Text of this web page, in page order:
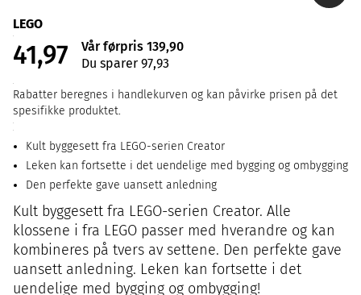
LEGO
41,97
Vår førpris 139,90
Du sparer 97,93
Rabatter beregnes i handlekurven og kan påvirke prisen på det
spesifikke produktet.
Kult byggesett fra LEGO-serien Creator
Leken kan fortsette i det uendelige med bygging og ombygging
Den perfekte gave uansett anledning
Kult byggesett fra LEGO-serien Creator. Alle
klossene i fra LEGO passer med hverandre og kan
kombineres på tvers av settene. Den perfekte gave
uansett anledning. Leken kan fortsette i det
uendelige med bygging og ombygging!